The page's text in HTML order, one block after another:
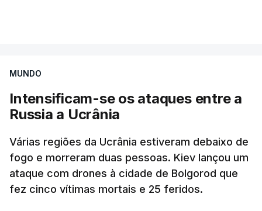
Vladimir Putin e aos principais comandantes
militares e ainda a aplicação de tarifas até 500%
sobre as exportações russas.
ERROR ON HTML5 MEDIA ELEMENT
MUNDO
Intensificam-se os ataques entre a
Russia a Ucrânia
Várias regiões da Ucrânia estiveram debaixo de
fogo e morreram duas pessoas. Kiev lançou um
ataque com drones à cidade de Bolgorod que
fez cinco vítimas mortais e 25 feridos.